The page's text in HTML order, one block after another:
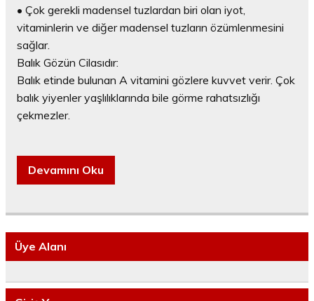
• Çok gerekli madensel tuzlardan biri olan iyot,
vitaminlerin ve diğer madensel tuzların özümlenmesini
sağlar.
Balık Gözün Cilasıdır:
Balık etinde bulunan A vitamini gözlere kuvvet verir. Çok
balık yiyenler yaşlılıklarında bile görme rahatsızlığı
çekmezler.
Devamını Oku
Üye Alanı